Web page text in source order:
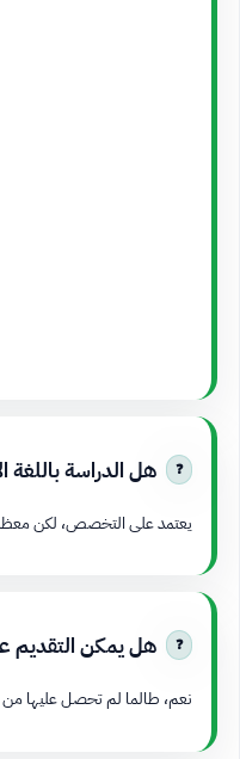
هل الدراسة باللغة
يعتمد على التخصص، لكن معظم
هل يمكن التقديم
نعم، طالما لم تحصل عليها من